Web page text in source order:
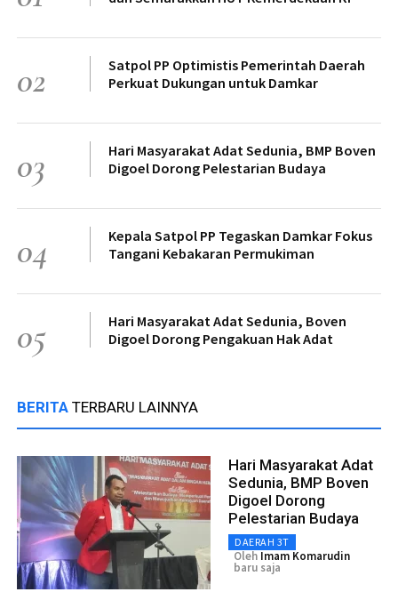
02
Satpol PP Optimistis Pemerintah Daerah
Perkuat Dukungan untuk Damkar
03
Hari Masyarakat Adat Sedunia, BMP Boven
Digoel Dorong Pelestarian Budaya
04
Kepala Satpol PP Tegaskan Damkar Fokus
Tangani Kebakaran Permukiman
05
Hari Masyarakat Adat Sedunia, Boven
Digoel Dorong Pengakuan Hak Adat
BERITA TERBARU LAINNYA
Hari Masyarakat Adat
Sedunia, BMP Boven
Digoel Dorong
Pelestarian Budaya
DAERAH 3T
Oleh Imam Komarudin
baru saja